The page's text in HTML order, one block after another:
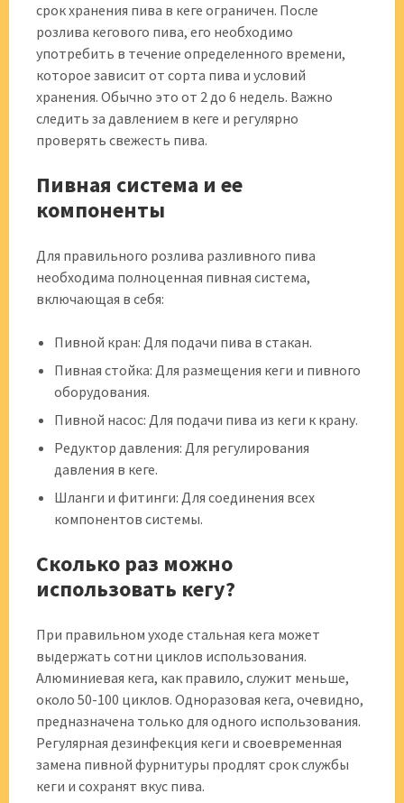
срок хранения пива в кеге ограничен. После
розлива кегового пива, его необходимо
употребить в течение определенного времени,
которое зависит от сорта пива и условий
хранения. Обычно это от 2 до 6 недель. Важно
следить за давлением в кеге и регулярно
проверять свежесть пива.
Пивная система и ее
компоненты
Для правильного розлива разливного пива
необходима полноценная пивная система,
включающая в себя:
Пивной кран: Для подачи пива в стакан.
Пивная стойка: Для размещения кеги и пивного
оборудования.
Пивной насос: Для подачи пива из кеги к крану.
Редуктор давления: Для регулирования
давления в кеге.
Шланги и фитинги: Для соединения всех
компонентов системы.
Сколько раз можно
использовать кегу?
При правильном уходе стальная кега может
выдержать сотни циклов использования.
Алюминиевая кега, как правило, служит меньше,
около 50-100 циклов. Одноразовая кега, очевидно,
предназначена только для одного использования.
Регулярная дезинфекция кеги и своевременная
замена пивной фурнитуры продлят срок службы
кеги и сохранят вкус пива.